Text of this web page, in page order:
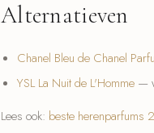
Alternatieven
Chanel Bleu de Chanel
YSL La Nuit de L'Homme —
Lees ook: beste herenparfums